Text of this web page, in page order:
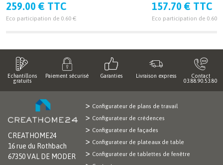
259.00 € TTC
Eco participation de 0.60 €
157.70 € TTC
Eco participation de 0.60 €
Echantillons
gratuits
Paiement sécurisé Garanties Livraison express
Contact
03.88.90.53.80
CREATHOME24
16 rue du Rothbach
67350 VAL DE MODER
Configurateur de plans de travail
Configurateur de crédences
Configurateur de façades
Configurateur de plateaux de table
Configurateur de tablettes de fenêtre